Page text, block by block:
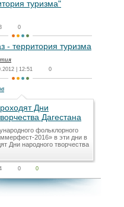
туризма"
0
- территория туризма
| 12:51 0
Дни
Дагестана
фольклорного
2016» в эти дни в
Дни народного творчества
0 0